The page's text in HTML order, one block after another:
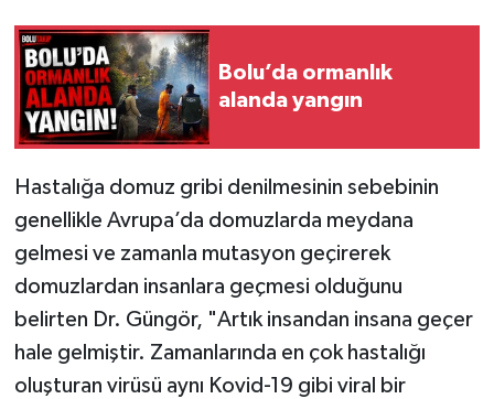
Bolu’da ormanlık
alanda yangın
Hastalığa domuz gribi denilmesinin sebebinin
genellikle Avrupa’da domuzlarda meydana
gelmesi ve zamanla mutasyon geçirerek
domuzlardan insanlara geçmesi olduğunu
belirten Dr. Güngör, "Artık insandan insana geçer
hale gelmiştir. Zamanlarında en çok hastalığı
oluşturan virüsü aynı Kovid-19 gibi viral bir